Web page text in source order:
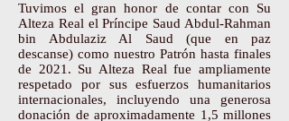
Tuvimos el gran honor de contar con Su
Alteza Real el Príncipe Saud Abdul-Rahman
bin Abdulaziz Al Saud (que en paz
descanse) como nuestro Patrón hasta finales
de 2021. Su Alteza Real fue ampliamente
respetado por sus esfuerzos humanitarios
internacionales, incluyendo una generosa
donación de aproximadamente 1,5 millones